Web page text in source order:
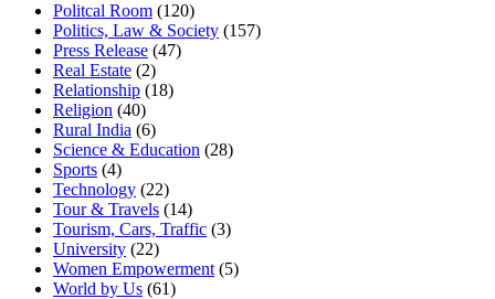
Politcal Room (120)
Politics, Law & Society (157)
Press Release (47)
Real Estate (2)
Relationship (18)
Religion (40)
Rural India (6)
Science & Education (28)
Sports (4)
Technology (22)
Tour & Travels (14)
Tourism, Cars, Traffic (3)
University (22)
Women Empowerment (5)
World by Us (61)